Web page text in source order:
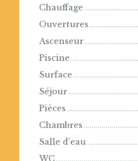
Chauffage
Ouvertures
Ascenseur
Piscine
Surface
Séjour
Pièces
Chambres
Salle d'eau
WC